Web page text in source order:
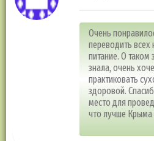
Очень
переводить всех
питание. О таком
знала, очень
практиковать
здоровой.
место для
что лучше Крыма